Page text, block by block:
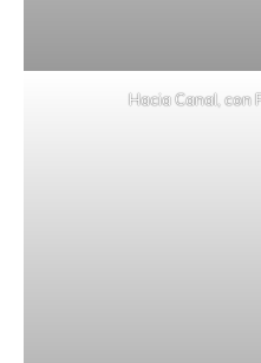
Hacia Canal, con